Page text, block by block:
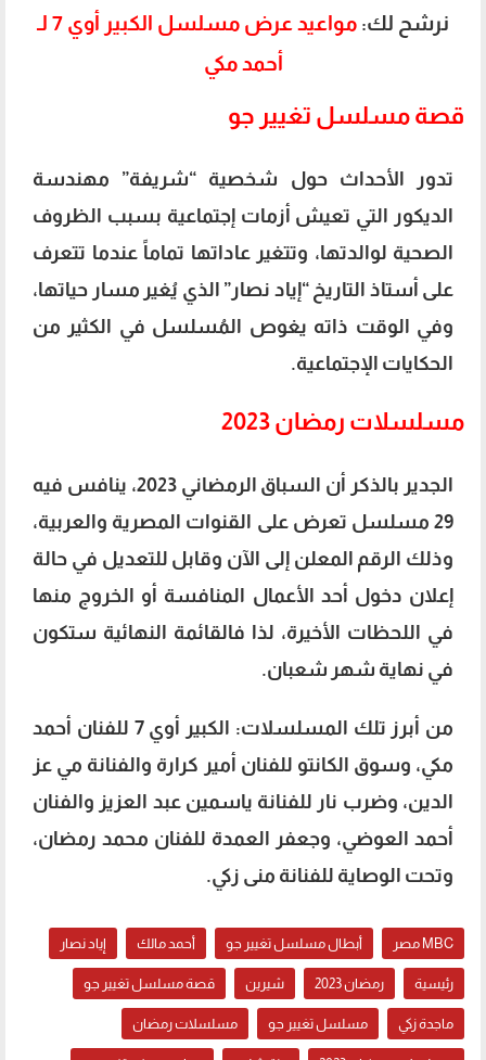
نرشح لك:
مواعيد عرض مسلسل الكبير أوي 7 لـ
أحمد مكي
قصة مسلسل تغيير جو
تدور الأحداث حول شخصية “شريفة” مهندسة
الديكور التي تعيش أزمات إجتماعية بسبب الظروف
الصحية لوالدتها، وتتغير عاداتها تماماً عندما تتعرف
على أستاذ التاريخ “إياد نصار” الذي يُغير مسار حياتها،
وفي الوقت ذاته يغوص المُسلسل في الكثير من
الحكايات الإجتماعية.
مسلسلات رمضان 2023
الجدير بالذكر أن السباق الرمضاني 2023، ينافس فيه
29 مسلسل تعرض على القنوات المصرية والعربية،
وذلك الرقم المعلن إلى الآن وقابل للتعديل في حالة
إعلان دخول أحد الأعمال المنافسة أو الخروج منها
في اللحظات الأخيرة، لذا فالقائمة النهائية ستكون
في نهاية شهر شعبان.
من أبرز تلك المسلسلات: الكبير أوي 7 للفنان أحمد
مكي، وسوق الكانتو للفنان أمير كرارة والفنانة مي عز
الدين، وضرب نار للفنانة ياسمين عبد العزيز والفنان
أحمد العوضي، وجعفر العمدة للفنان محمد رمضان،
وتحت الوصاية للفنانة منى زكي.
MBC مصر أبطال مسلسل تغيير جو أحمد مالك إياد نصار
رئيسية رمضان 2023 شيرين قصة مسلسل تغيير جو
ماجدة زكي مسلسل تغيير جو مسلسلات رمضان